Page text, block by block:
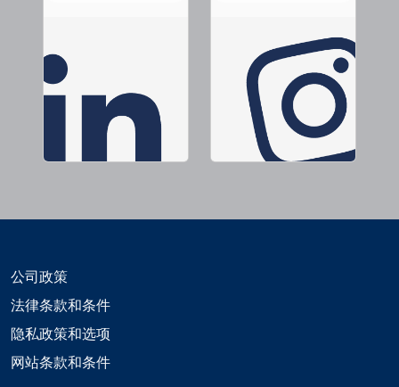
公司政策
法律条款和条件
隐私政策和选项
网站条款和条件